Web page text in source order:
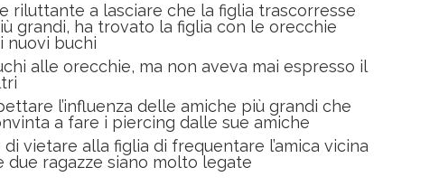
riluttante a lasciare che la figlia trascorresse
grandi, ha trovato la figlia con le orecchie
nuovi buchi
alle orecchie, ma non aveva mai espresso il
l’influenza delle amiche più grandi che
a fare i piercing dalle sue amiche
vietare alla figlia di frequentare l’amica vicina
due ragazze siano molto legate